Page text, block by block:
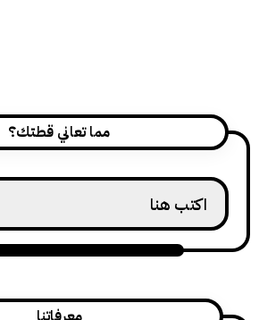
مما تعاني قطتك؟